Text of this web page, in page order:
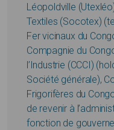
Léopoldville
Textiles (Socotex)
Fer vicinaux du
Compagnie du
l’Industrie (CCCI)
Société générale),
Frigorifères du
de revenir à
fonction de